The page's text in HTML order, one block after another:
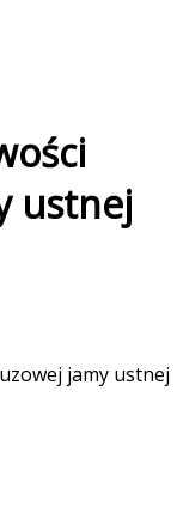
ustnej
jamy ustnej